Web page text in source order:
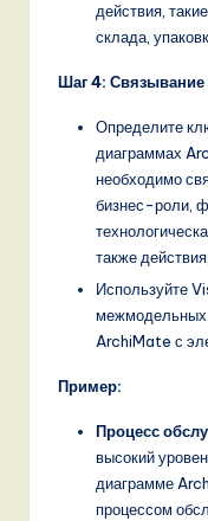
действия,
склада,
Шаг 4:
Определите
диаграммах
необходимо
бизнес-роли,
также
Используйте
межмодельных
ArchiMate с
Пример:
Процесс
высокий
диаграмме
процессом